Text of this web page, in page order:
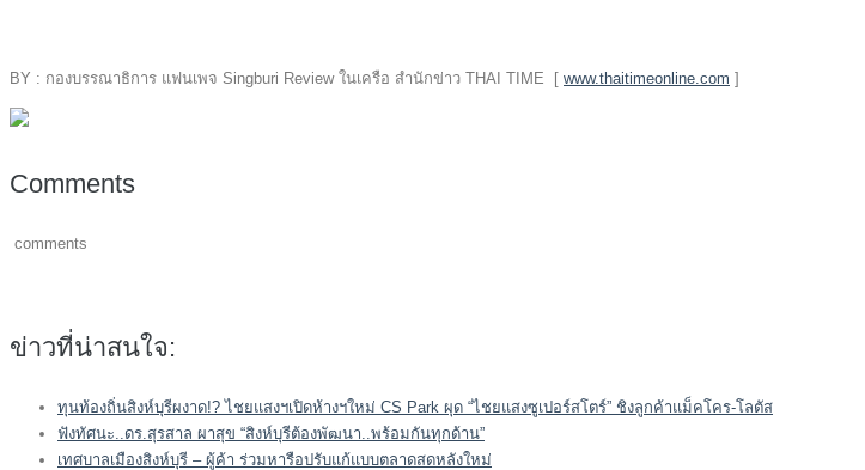
BY : กองบรรณาธิการ แฟนเพจ Singburi Review ในเครือ สำนักข่าว THAI TIME [ www.thaitimeonline.com ]
Comments
comments
ข่าวที่น่าสนใจ:
ทุนท้องถิ่นสิงห์บุรีผงาด!? ไชยแสงฯเปิดห้างฯใหม่ CS Park ผุด “ไชยแสงซูเปอร์สโตร์” ชิงลูกค้าแม็คโคร-โลตัส
ฟังทัศนะ..ดร.สุรสาล ผาสุข “สิงห์บุรีต้องพัฒนา..พร้อมกันทุกด้าน”
เทศบาลเมืองสิงห์บุรี – ผู้ค้า ร่วมหารือปรับแก้แบบตลาดสดหลังใหม่